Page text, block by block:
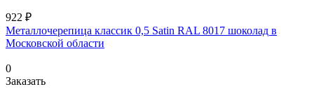
922 ₽
Металлочерепица классик 0,5 Satin RAL 8017 шоколад в
Московской области
0
Заказать